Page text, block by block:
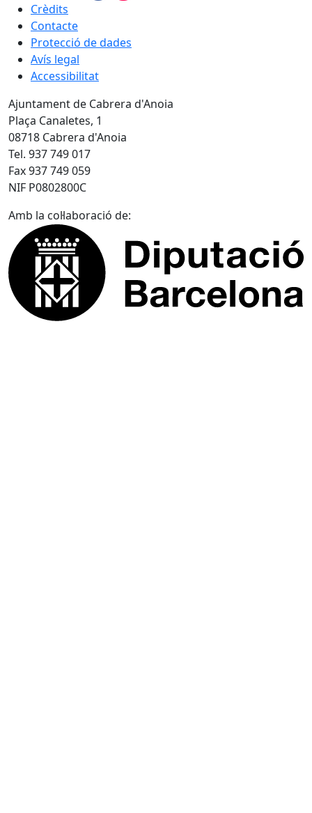
Crèdits
Contacte
Protecció de dades
Avís legal
Accessibilitat
Ajuntament de Cabrera d'Anoia
Plaça Canaletes, 1
08718 Cabrera d'Anoia
Tel. 937 749 017
Fax 937 749 059
NIF P0802800C
Amb la col·laboració de: